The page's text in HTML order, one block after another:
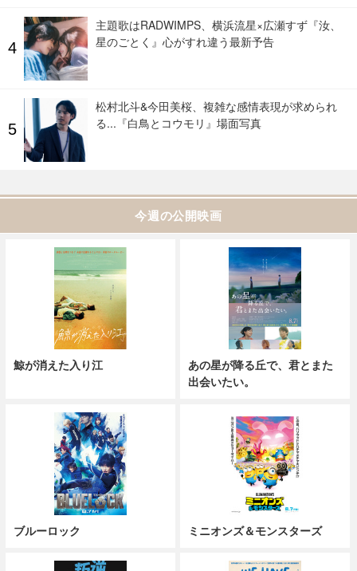
主題歌はRADWIMPS、横浜流星×広瀬すず『汝、
星のごとく』心がすれ違う最新予告
松村北斗&今田美桜、複雑な感情表現が求められ
る...『白鳥とコウモリ』場面写真
今週の公開映画
鯨が消えた入り江
あの星が降る丘で、君とまた
出会いたい。
ブルーロック ミニオンズ＆モンスターズ